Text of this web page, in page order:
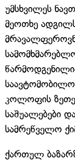
უმსხვილეს
მეოთხე ადგილს
საავტომობილო
კოლოფის
საშუალებები
სამრეწველო
ქართულ